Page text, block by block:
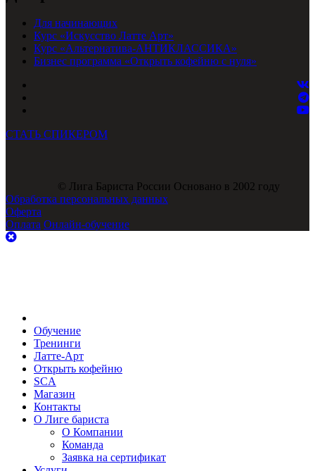
Для начинающих
Курс «Искусство Латте Арт»
Курс «Альтернатива-АНТИКЛАССИКА»
Бизнес программа «Открыть кофейню с нуля»
СТАТЬ СПИКЕРОМ
© Лига Бариста России Основано в 2002 году
Обработка персональных данных
Оферта
Оплата Онлайн-обучение
Обучение
Тренинги
Латте-Арт
Открыть кофейню
SCA
Магазин
Контакты
О Лиге бариста
О Компании
Команда
Заявка на сертификат